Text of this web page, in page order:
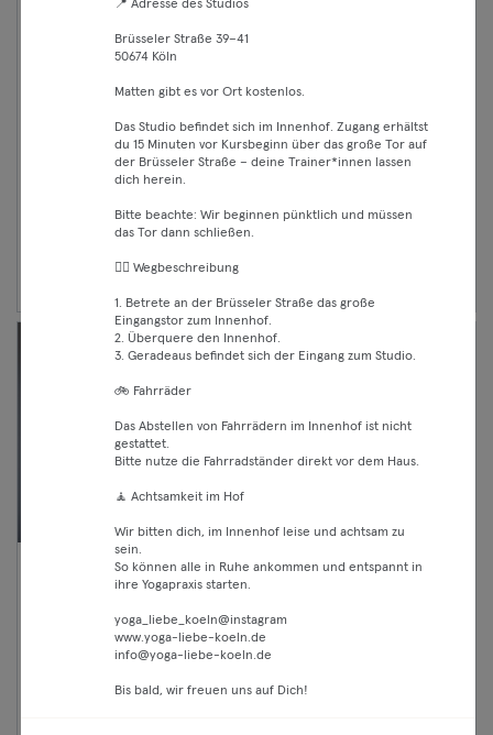
LS Face Yoga Routine (EN)
Yoga
Friedrichshain
Wake up Power Pilates (DE) 45
Min
Pilates
Charlottenburg
Casa Flow Studios
📍 Adresse des Studios
Brüsseler Straße 39–41
50674 Köln
Matten gibt es vor Ort kostenlos.
Das Studio befindet sich im Innenhof. Zugang erhältst
du 15 Minuten vor Kursbeginn über das große Tor auf
der Brüsseler Straße – deine Trainer*innen lassen
dich herein.
Bitte beachte: Wir beginnen pünktlich und müssen
das Tor dann schließen.
🚶‍♀️ Wegbeschreibung
1. Betrete an der Brüsseler Straße das große
Eingangstor zum Innenhof.
2. Überquere den Innenhof.
3. Geradeaus befindet sich der Eingang zum Studio.
🚲 Fahrräder
Das Abstellen von Fahrrädern im Innenhof ist nicht
gestattet.
Bitte nutze die Fahrradständer direkt vor dem Haus.
🧘 Achtsamkeit im Hof
Wir bitten dich, im Innenhof leise und achtsam zu
sein.
So können alle in Ruhe ankommen und entspannt in
ihre Yogapraxis starten.
yoga_liebe_koeln@instagram
www.yoga-liebe-koeln.de
info@yoga-liebe-koeln.de
Bis bald, wir freuen uns auf Dich!